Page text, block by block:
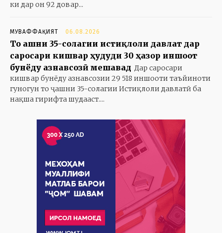
ки дар он 92 довар...
МУВАФФАҚИЯТ 06.08.2026
То ҷашни 35-солагии истиқлоли давлат дар
саросари кишвар ҳудуди 30 ҳазор иншоот
бунёду азнавсозӣ мешавад Дар саросари
кишвар бунёду азнавсозии 29 518 иншооти таъйиноти
гуногун то ҷашни 35-солагии Истиқлоли давлатӣ ба
нақша гирифта шудааст....